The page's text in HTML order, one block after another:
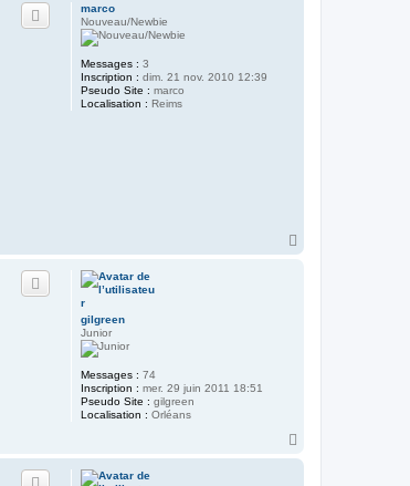
marco
Nouveau/Newbie
Messages : 3
Inscription : dim. 21 nov. 2010 12:39
Pseudo Site : marco
Localisation : Reims
gilgreen
Junior
Messages : 74
Inscription : mer. 29 juin 2011 18:51
Pseudo Site : gilgreen
Localisation : Orléans